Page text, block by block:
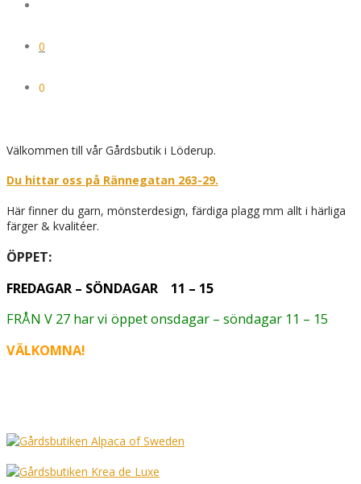
0
0
Välkommen till vår Gårdsbutik i Löderup.
Du hittar oss på Rännegatan 263-29.
Här finner du garn, mönsterdesign, färdiga plagg mm allt i härliga
färger & kvalitéer.
ÖPPET:
FREDAGAR – SÖNDAGAR 11 – 15
FRÅN V 27 har vi öppet onsdagar – söndagar 11 – 15
VÄLKOMNA!